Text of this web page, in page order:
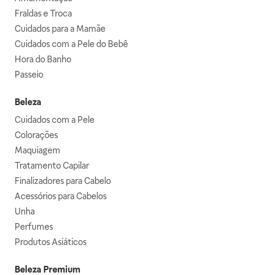
Fraldas e Troca
Cuidados para a Mamãe
Cuidados com a Pele do Bebê
Hora do Banho
Passeio
Beleza
Cuidados com a Pele
Colorações
Maquiagem
Tratamento Capilar
Finalizadores para Cabelo
Acessórios para Cabelos
Unha
Perfumes
Produtos Asiáticos
Beleza Premium